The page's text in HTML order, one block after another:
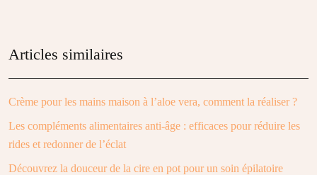
Articles similaires
Crème pour les mains maison à l’aloe vera, comment la réaliser ?
Les compléments alimentaires anti-âge : efficaces pour réduire les
rides et redonner de l’éclat
Découvrez la douceur de la cire en pot pour un soin épilatoire